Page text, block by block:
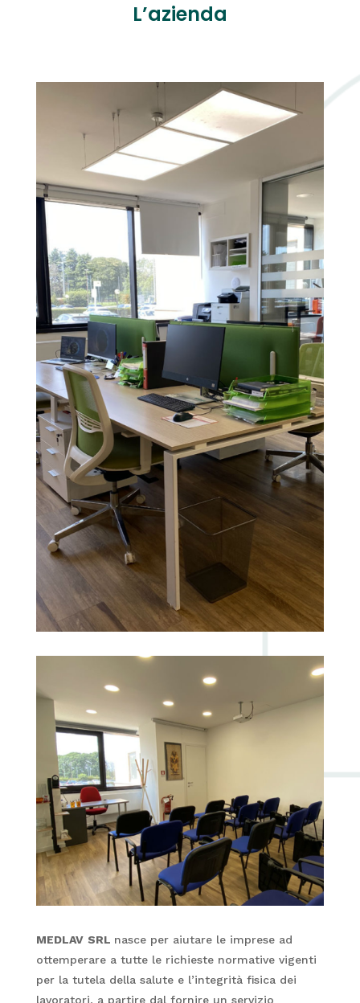
L’azienda
MEDLAV SRL nasce per aiutare le imprese ad
ottemperare a tutte le richieste normative vigenti
per la tutela della salute e l’integrità fisica dei
lavoratori, a partire dal fornire un servizio